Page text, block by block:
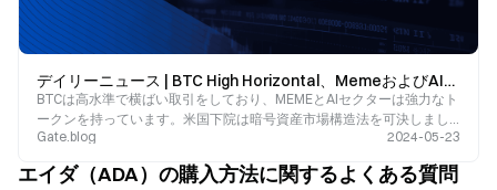
デイリーニュース | BTC High Horizontal、MemeおよびAIは強力です；米国下院が暗号資産市場の構造法を承認；ADAの30％の下落は「中央集権化の懸念?
BTCは高水準で横ばい取引をしており、MEMEとAIセクターは強力なト
ークンを持っています。米国下院は暗号資産市場構造法を可決しまし
た。TaikoはTKOのエアドロップ資格クエリページの開設を発表しまし
Gate.blog 2024-05-23
エイダ（ADA）の購入方法に関するよくある質問